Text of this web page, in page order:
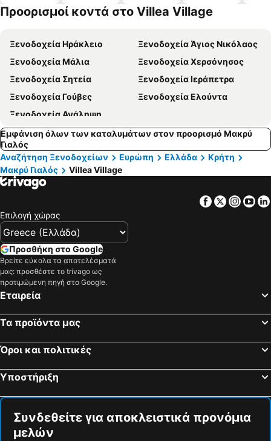
κατοικίδι
Προορισμοί κοντά στο Villea Village
Ξενοδοχεία Ηράκλειο
Ξενοδοχεία Άγιος Νικόλαος
Ξενοδοχεία Μάλια
Ξενοδοχεία Χερσόνησος
Ξενοδοχεία Σητεία
Ξενοδοχεία Ιεράπετρα
Ξενοδοχεία Γούβες
Ξενοδοχεία Ελούντα
Ξενοδοχεία Ανάληψη
Εμφάνιση όλων των καταλυμάτων στον προορισμό Μακρύ
Γιαλός
Αναζήτηση Ξενοδοχείων
Ευρώπη Ελλάδα
Κρήτη
Μακρύ Γιαλός
Villea Village
Facebook
Twitter
Επιλογή χώρας
Προσθήκη στο Google
Βρείτε εύκολα τα αποτελέσματά
μας: προσθέστε το trivago ως
προτιμώμενη πηγή στο Google.
Εταιρεία
Τα προϊόντα μας
Όροι και πολιτικές
Υποστήριξη
Συνδεθείτε για αποκλειστικά προνόμια
μελών